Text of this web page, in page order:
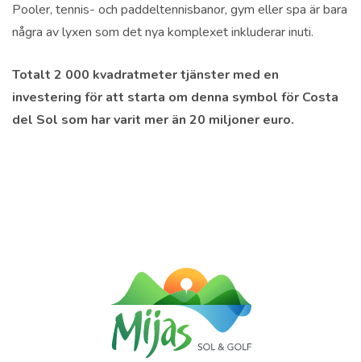
Pooler, tennis- och paddeltennisbanor, gym eller spa är bara
några av lyxen som det nya komplexet inkluderar inuti.
Totalt 2 000 kvadratmeter tjänster med en
investering för att starta om denna symbol för Costa
del Sol som har varit mer än 20 miljoner euro.